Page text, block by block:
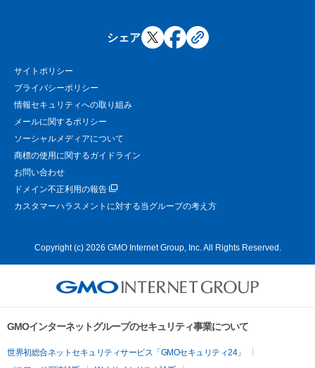
シェア
サイトポリシー
プライバシーポリシー
情報セキュリティへの取り組み
メールに関するポリシー
ソーシャルメディアについて
商標の使用に関するガイドライン
お問い合わせ
ドメイン不正利用の報告
カスタマーハラスメントに対する当グループの考え方
Copyright (c) 2026 GMO Internet Group, Inc. All Rights Reserved.
GMOインターネットグループのセキュリティ事業について
世界初総合ネットセキュリティサービス「GMOセキュリティ24」